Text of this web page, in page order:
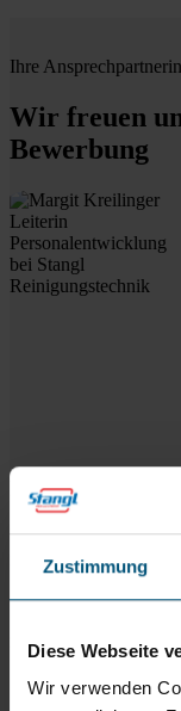
Zustimmung
Diese Webseite
Wir verwenden
Ihre Ansprechpartnerin
Wir freuen
Bewerbung
Margit Kreilinger
Personalentwicklung
+43 6215 8900 147
zum